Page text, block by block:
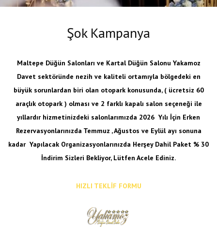
Şok Kampanya
Maltepe Düğün Salonları ve Kartal Düğün Salonu Yakamoz
Davet sektöründe nezih ve kaliteli ortamıyla bölgedeki en
büyük sorunlardan biri olan otopark konusunda, ( ücretsiz 60
araçlık otopark ) olması ve 2 farklı kapalı salon seçeneği ile
yıllardır hizmetinizdeki salonlarımızda 2026 Yılı İçin Erken
Rezervasyonlarınızda Temmuz , Ağustos ve Eylül ayı sonuna
kadar Yapılacak Organizasyonlarınızda Herşey Dahil Paket % 30
İndirim Sizleri Bekliyor, Lütfen Acele Ediniz.
HIZLI TEKLİF FORMU